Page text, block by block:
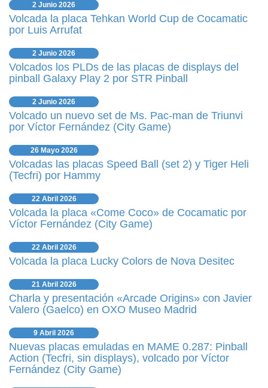
2 Junio 2026
Volcada la placa Tehkan World Cup de Cocamatic
por Luis Arrufat
2 Junio 2026
Volcados los PLDs de las placas de displays del
pinball Galaxy Play 2 por STR Pinball
2 Junio 2026
Volcado un nuevo set de Ms. Pac-man de Triunvi
por Víctor Fernández (City Game)
26 Mayo 2026
Volcadas las placas Speed Ball (set 2) y Tiger Heli
(Tecfri) por Hammy
22 Abril 2026
Volcada la placa «Come Coco» de Cocamatic por
Víctor Fernández (City Game)
22 Abril 2026
Volcada la placa Lucky Colors de Nova Desitec
21 Abril 2026
Charla y presentación «Arcade Origins» con Javier
Valero (Gaelco) en OXO Museo Madrid
9 Abril 2026
Nuevas placas emuladas en MAME 0.287: Pinball
Action (Tecfri, sin displays), volcado por Víctor
Fernández (City Game)